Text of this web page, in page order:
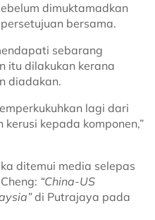
dimuktamadkan
bersama.
sebarang
itu dilakukan kerana
diadakan.
lagi dari
kepada komponen,”
ditemui media selepas
“China-US
di Putrajaya pada